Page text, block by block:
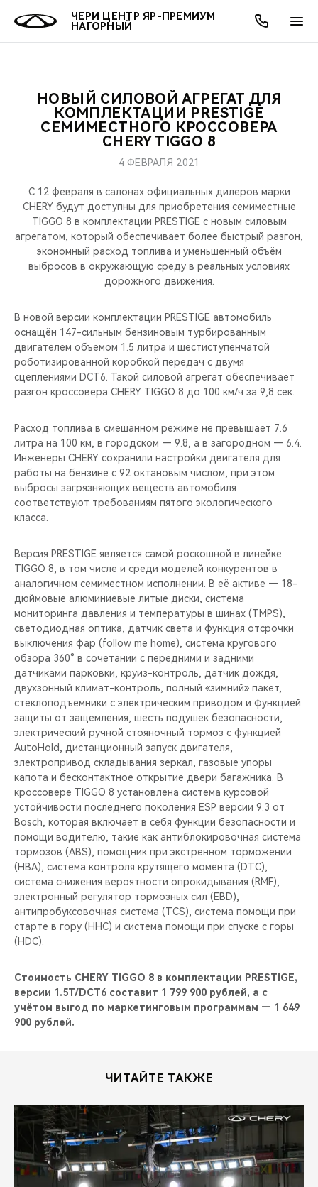
ЧЕРИ ЦЕНТР ЯР-ПРЕМИУМ
НАГОРНЫЙ
МОДЕЛИ
СЕДАНЫ
НОВИНКИ
ПОКУПАТЕЛЯМ
ВЛАДЕЛЬЦАМ
ПОДДЕРЖКА
CHERY CONNECT
МИР CHERY
CHERY В СОЦСЕТЯХ
ЛЮДИ CHERY
БЛАГОТВОРИТЕЛЬНОСТЬ
CHERY REMOTE
CHERY И СПОРТ
НАШИ МЕРОПРИЯТИЯ
ВИДЕООБЗОРЫ
CHERY ДЛЯ ДЕТЕЙ
АКЦИИ
ОНЛАЙН СЕРВИСЫ
О КОМПАНИИ
НОВЫЙ СИЛОВОЙ АГРЕГАТ ДЛЯ
КОМПЛЕКТАЦИИ PRESTIGE
СЕМИМЕСТНОГО КРОССОВЕРА
CHERY TIGGO 8
4 ФЕВРАЛЯ 2021
С 12 февраля в салонах официальных дилеров марки
CHERY будут доступны для приобретения семиместные
TIGGO 8 в комплектации PRESTIGE с новым силовым
агрегатом, который обеспечивает более быстрый разгон,
экономный расход топлива и уменьшенный объём
выбросов в окружающую среду в реальных условиях
дорожного движения.
В новой версии комплектации PRESTIGE автомобиль
оснащён 147-сильным бензиновым турбированным
двигателем объемом 1.5 литра и шестиступенчатой
роботизированной коробкой передач с двумя
сцеплениями DCT6. Такой силовой агрегат обеспечивает
разгон кроссовера CHERY TIGGO 8 до 100 км/ч за 9,8 сек.
Расход топлива в смешанном режиме не превышает 7.6
литра на 100 км, в городском — 9.8, а в загородном — 6.4.
Инженеры CHERY сохранили настройки двигателя для
работы на бензине с 92 октановым числом, при этом
выбросы загрязняющих веществ автомобиля
соответствуют требованиям пятого экологического
класса.
Версия PRESTIGE является самой роскошной в линейке
TIGGO 8, в том числе и среди моделей конкурентов в
аналогичном семиместном исполнении. В её активе — 18-
дюймовые алюминиевые литые диски, система
мониторинга давления и температуры в шинах (TMPS),
светодиодная оптика, датчик света и функция отсрочки
выключения фар (follow me home), система кругового
обзора 360° в сочетании с передними и задними
датчиками парковки, круиз-контроль, датчик дождя,
двухзонный климат-контроль, полный «зимний» пакет,
cтеклоподъемники с электрическим приводом и функцией
защиты от защемления, шесть подушек безопасности,
электрический ручной стояночный тормоз с функцией
AutoHold, дистанционный запуск двигателя,
электропривод складывания зеркал, газовые упоры
капота и бесконтактное открытие двери багажника. В
кроссовере TIGGO 8 установлена система курсовой
устойчивости последнего поколения ESP версии 9.3 от
Bosch, которая включает в себя функции безопасности и
помощи водителю, такие как антиблокировочная система
тормозов (ABS), помощник при экстренном торможении
(HBA), система контроля крутящего момента (DTC),
система снижения вероятности опрокидывания (RMF),
электронный регулятор тормозных сил (EBD),
антипробуксовочная система (TCS), система помощи при
старте в гору (HHC) и система помощи при спуске с горы
(HDC).
Стоимость CHERY TIGGO 8 в комплектации PRESTIGE,
версии 1.5T/DCT6 составит 1 799 900 рублей, а с
учётом выгод по маркетинговым программам — 1 649
900 рублей.
ЧИТАЙТЕ ТАКЖЕ